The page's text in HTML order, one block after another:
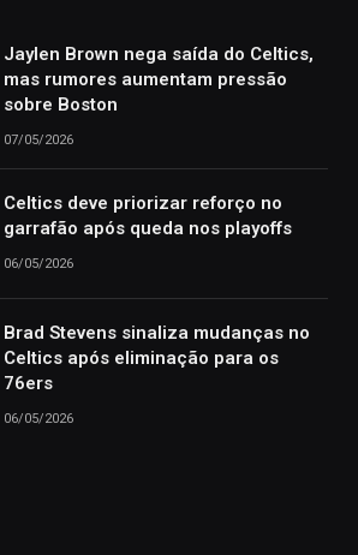
Jaylen Brown nega saída do Celtics,
mas rumores aumentam pressão
sobre Boston
07/05/2026
Celtics deve priorizar reforço no
garrafão após queda nos playoffs
06/05/2026
Brad Stevens sinaliza mudanças no
Celtics após eliminação para os
76ers
06/05/2026